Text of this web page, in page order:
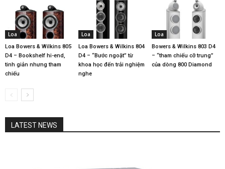
Loa
Loa Bowers & Wilkins 805
D4 – Bookshelf hi-end,
tinh giản nhưng tham
chiếu
Loa
Loa Bowers & Wilkins 804
D4 – “Bước ngoặt” từ
khoa học đến trải nghiệm
nghe
Loa
Bowers & Wilkins 803 D4
– “tham chiếu cỡ trung”
của dòng 800 Diamond
LATEST NEWS